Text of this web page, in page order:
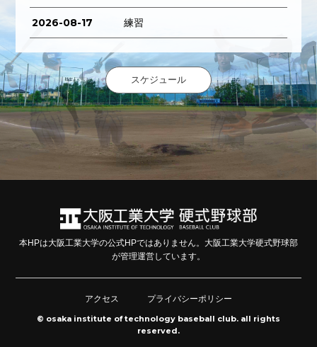
2026-08-17 練習
スケジュール
本HPは大阪工業大学の公式HPではありません。大阪工業大学硬式野球部
が管理運営しています。
アクセス
プライバシーポリシー
© osaka institute of technology baseball club. all rights
reserved.